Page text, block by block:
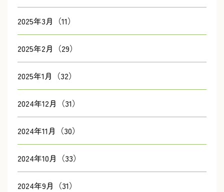
2025年3月（11）
2025年2月（29）
2025年1月（32）
2024年12月（31）
2024年11月（30）
2024年10月（33）
2024年9月（31）